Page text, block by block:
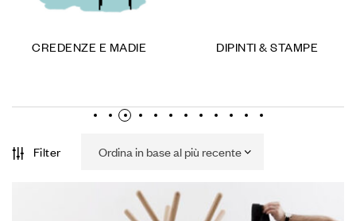
CREDENZE E MADIE DIPINTI & STAMPE
Filter